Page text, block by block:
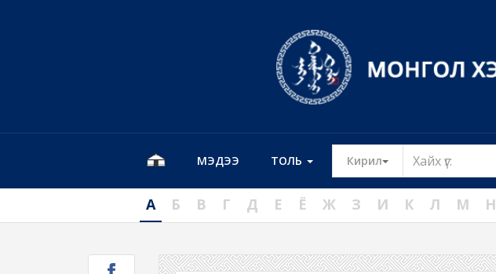
МЭДЭЭ ТОЛЬ Кирил Toggle Dropdown
А Б В Г Д Е Ё Ж З И К Л М Н